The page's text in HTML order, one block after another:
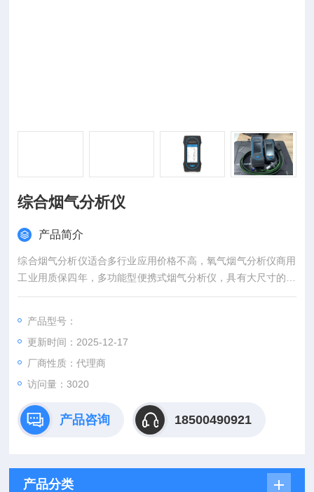
综合烟气分析仪
产品简介
综合烟气分析仪适合多行业应用价格不高，氧气烟气分析仪商用
工业用质保四年，多功能型便携式烟气分析仪，具有大尺寸的彩
色高清触控显示屏，参数O2, CO, CO2, NO, NOx。
产品型号：
更新时间：2025-12-17
厂商性质：代理商
访问量：3020
产品咨询 18500490921
产品分类